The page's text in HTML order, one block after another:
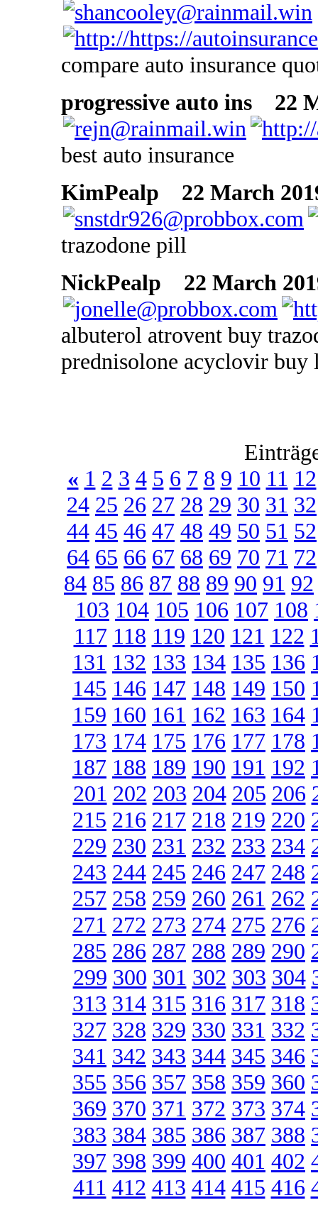
compare auto insurance
progressive auto ins
22
best auto insurance
KimPealp
22 March
trazodone pill
NickPealp
22 March
albuterol atrovent buy
prednisolone acyclovir
« 1 2 3 4 5 6 7 8 9 10 11 12
24 25 26 27 28 29 30 31 32
44 45 46 47 48 49 50 51 52
64 65 66 67 68 69 70 71 72
84 85 86 87 88 89 90 91 92
103 104 105 106 107 108
117 118 119 120 121 122
131 132 133 134 135 136
145 146 147 148 149 150
159 160 161 162 163 164
173 174 175 176 177 178
187 188 189 190 191 192
201 202 203 204 205 206
215 216 217 218 219 220
229 230 231 232 233 234
243 244 245 246 247 248
257 258 259 260 261 262
271 272 273 274 275 276
285 286 287 288 289 290
299 300 301 302 303 304
313 314 315 316 317 318
327 328 329 330 331 332
341 342 343 344 345 346
355 356 357 358 359 360
369 370 371 372 373 374
383 384 385 386 387 388
397 398 399 400 401 402
411 412 413 414 415 416